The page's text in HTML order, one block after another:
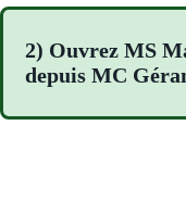
2) Ouvrez MS
depuis MC